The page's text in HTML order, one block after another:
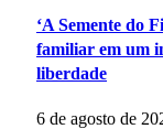
‘A Semente do
familiar em um
liberdade
6 de agosto de